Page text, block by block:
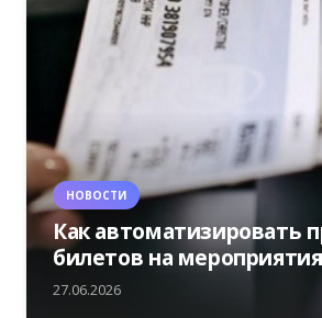
НОВОСТИ
Как автоматизировать
билетов на мероприятия
27.06.2026